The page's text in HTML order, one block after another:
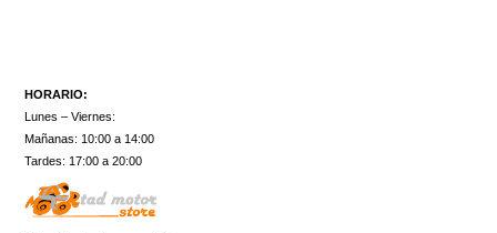
HORARIO:
Lunes – Viernes:
Mañanas: 10:00 a 14:00
Tardes: 17:00 a 20:00